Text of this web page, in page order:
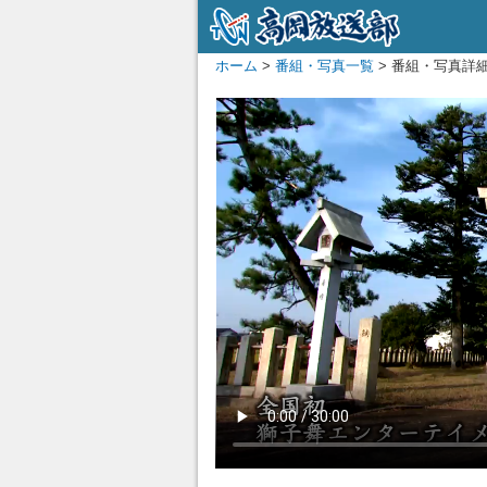
ホーム > 番組・写真一覧 > 番組・写真詳